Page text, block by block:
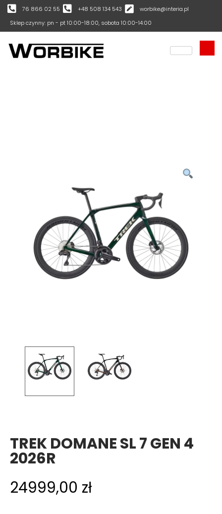
76 866 02 55 +48 508 134 543
worbike@interia.pl
Sklep czynny: pn - pt 10:00-18:00, sobota 10:00-14:00
TREK DOMANE SL 7 GEN 4
2026R
24999,00 zł